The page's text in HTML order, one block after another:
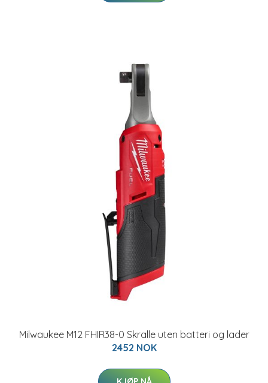
Milwaukee M12 FHIR38-0 Skralle uten batteri og lader
2452 NOK